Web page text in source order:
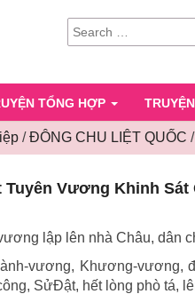
SEARCH
FOR:
TỔNG HỢP
/ĐÔNG CHU LIỆT QUỐC /
Vương Khinh
lập lên nhà Châu, dân
vương, Khương-
SửĐật, hết lòng phò tá,